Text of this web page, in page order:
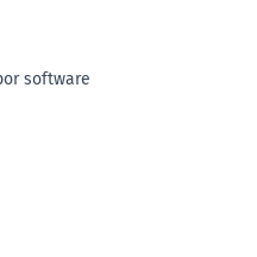
software